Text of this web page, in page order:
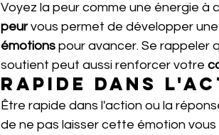
Voyez la peur comme une énergie à
peur vous permet de développer une
émotions pour avancer. Se rappeler
soutient peut aussi renforcer votre
Rapide dans
Être rapide dans l'action ou la
de ne pas laisser cette émotion vous